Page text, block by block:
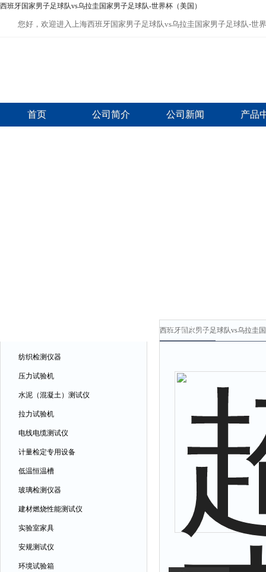
西班牙国家男子足球队vs乌拉圭国家男子足球队-世界杯（美国）
您好，欢迎进入上海西班牙国家男子足球队vs乌拉圭国家男子足球队-世
首页 公司简介 公司新闻 产品
纺织检测仪器
压力试验机
水泥（混凝土）测试仪
拉力试验机
电线电缆测试仪
计量检定专用设备
低温恒温槽
玻璃检测仪器
建材燃烧性能测试仪
实验室家具
安规测试仪
环境试验箱
西班牙国家男子足球队vs乌拉圭
产品中心